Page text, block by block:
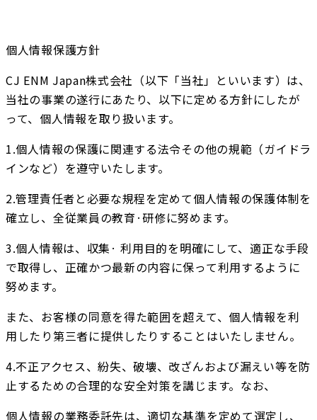
個人情報保護方針
CJ ENM Japan株式会社（以下「当社」といいます）は、
当社の事業の遂行にあたり、以下に定める方針にしたが
って、個人情報を取り扱います。
1.個人情報の保護に関連する法令その他の規範（ガイドラ
インなど）を遵守いたします。
2.管理責任者と必要な規程を定めて個人情報の保護体制を
確立し、全従業員の教育·研修に努めます。
3.個人情報は、収集· 利用目的を明確にして、適正な手段
で取得し、正確かつ最新の内容に保って利用するように
努めます。
また、お客様の同意を得た範囲を超えて、個人情報を利
用したり第三者に提供したりすることはいたしません。
4.不正アクセス、紛失、破壊、改ざんおよび漏えい等を防
止するための合理的な安全対策を講じます。なお、
個人情報の業務委託先は、適切な基準を定めて選定し、